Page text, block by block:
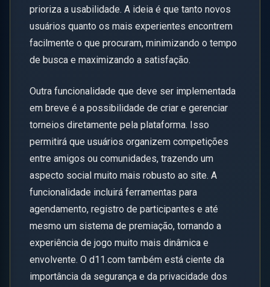
prioriza a usabilidade. A ideia é que tanto novos
usuários quanto os mais experientes encontrem
facilmente o que procuram, minimizando o tempo
de busca e maximizando a satisfação.
Outra funcionalidade que deve ser implementada
em breve é a possibilidade de criar e gerenciar
torneios diretamente pela plataforma. Isso
permitirá que usuários organizem competições
entre amigos ou comunidades, trazendo um
aspecto social muito mais robusto ao site. A
funcionalidade incluirá ferramentas para
agendamento, registro de participantes e até
mesmo um sistema de premiação, tornando a
experiência de jogo muito mais dinâmica e
envolvente. O d11.com também está ciente da
importância da segurança e da privacidade dos